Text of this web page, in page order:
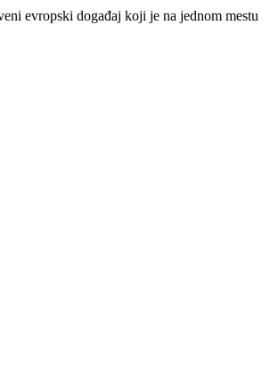
evropski događaj koji je na jednom